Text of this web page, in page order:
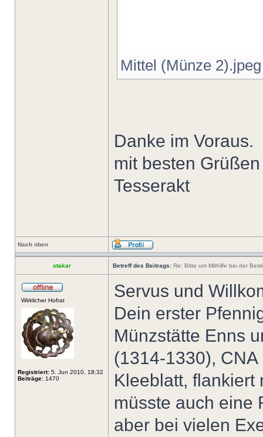
Mittel (Münze
Danke im Voraus.
mit besten Grüßen
Tesserakt
Nach oben
otakar Betreff des Beitrags: Re: Bitte um Mithilfe bei der
Wirklicher Hofrat
Registriert: 5. Jun 2010, 18:32
Beiträge: 1470
Servus und
Dein erster
Münzstätte Enns
(1314-1330),
Kleeblatt, flankiert
müsste auch eine
aber bei vielen